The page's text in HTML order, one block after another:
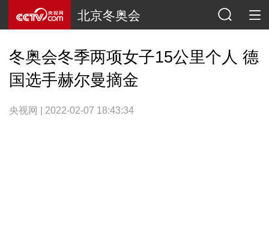
北京冬奥会
冬奥会冬季两项女子15公里个人 德
国选手赫尔曼摘金
央视网 | 2022-02-07 18:43:34